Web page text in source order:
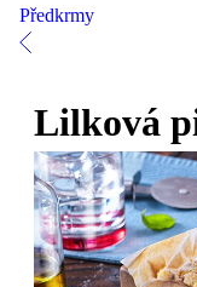
Předkrmy
Lilková